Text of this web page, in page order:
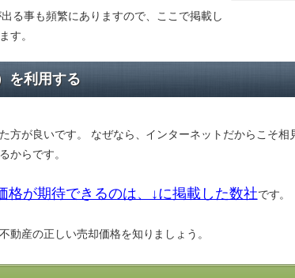
る事も頻繁にありますので、ここで掲載し
す。
を利用する
方が良いです。 なぜなら、インターネットだからこそ相
からです。
が期待できるのは、↓に掲載した数社です。
動産の正しい売却価格を知りましょう。